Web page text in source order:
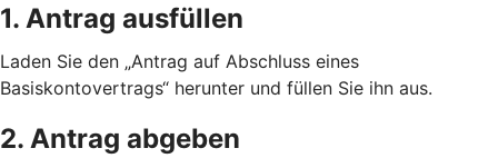
1. Antrag ausfüllen
Laden Sie den „Antrag auf Abschluss eines
Basiskontovertrags“ herunter und füllen Sie ihn aus.
2. Antrag abgeben